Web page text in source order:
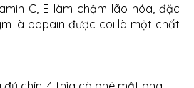
C, E làm chậm lão hóa, đặc
là papain được coi là một chất